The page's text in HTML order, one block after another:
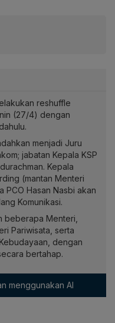
reshuffle
(27/4) dengan
menjadi Juru
jabatan Kepala KSP
Kepala
(mantan Menteri
PCO Hasan Nasbi akan
Komunikasi.
beberapa Menteri,
Pariwisata, serta
dengan
bertahap.
menggunakan AI